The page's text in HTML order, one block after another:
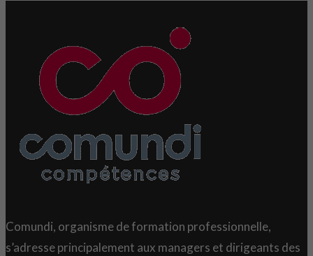
Comundi, organisme de formation professionnelle,
s’adresse principalement aux managers et dirigeants des